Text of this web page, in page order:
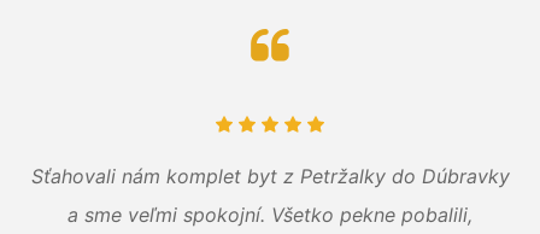
Sťahovali nám komplet byt z Petržalky do Dúbravky
a sme veľmi spokojní. Všetko pekne pobalili,